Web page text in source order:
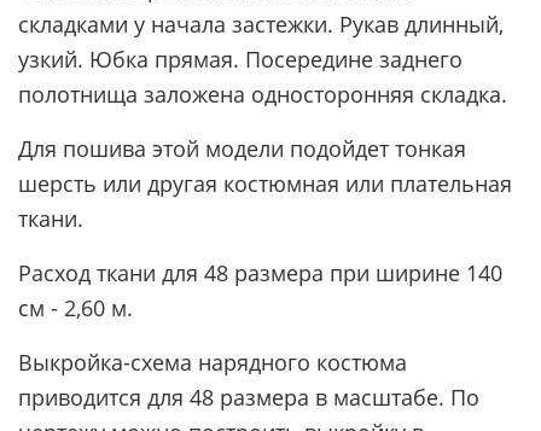
складками у начала застежки. Рукав длинный,
узкий. Юбка прямая. Посередине заднего
полотнища заложена односторонняя складка.
Для пошива этой модели подойдет тонкая
шерсть или другая костюмная или плательная
ткани.
Расход ткани для 48 размера при ширине 140
см - 2,60 м.
Выкройка-схема нарядного костюма
приводится для 48 размера в масштабе. По